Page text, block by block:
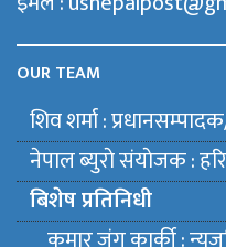
OUR TEAM
शिव शर्मा :
नेपाल ब्युराे संयाेजक : हरि
बिशेष प्रतिनिधी